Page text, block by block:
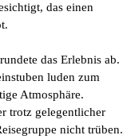
das einen
das Erlebnis ab.
luden zum
Atmosphäre.
trotz gelegentlicher
nicht trüben.